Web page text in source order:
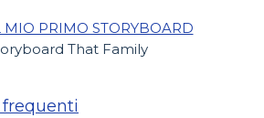
MIO PRIMO STORYBOARD